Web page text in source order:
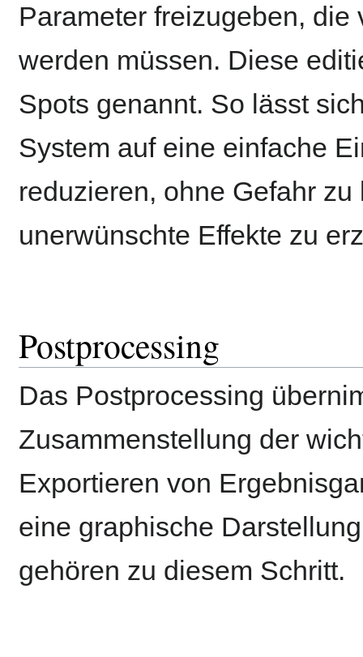
Parameter freizugeben,
werden müssen. Diese
Spots genannt. So lässt
System auf eine einfache
reduzieren, ohne Gefahr
unerwünschte Effekte zu
Postprocessing
Das Postprocessing
Zusammenstellung der
Exportieren von
eine graphische
gehören zu diesem Schritt.